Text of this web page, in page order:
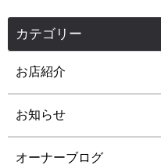
カテゴリー
お店紹介
お知らせ
オーナーブログ